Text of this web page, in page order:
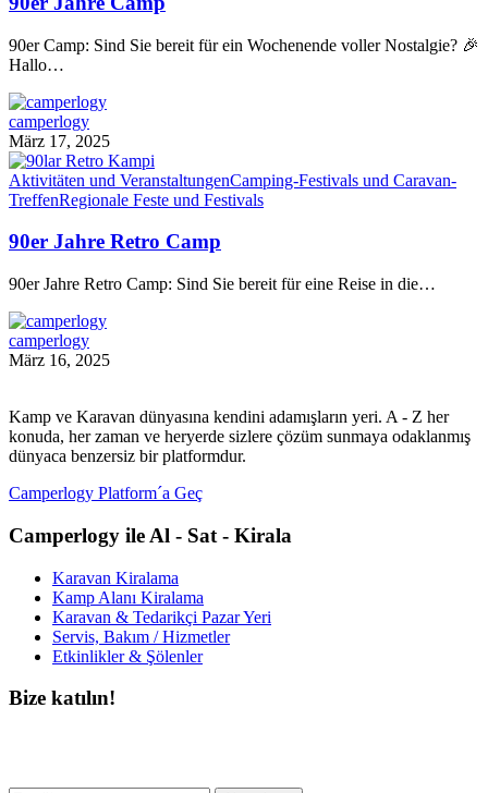
90er Camp: Sind Sie bereit für ein Wochenende voller Nostalgie? 🎉
Hallo…
camperlogy
März 17, 2025
Aktivitäten und VeranstaltungenCamping-Festivals und Caravan-
TreffenRegionale Feste und Festivals
90er Jahre Retro Camp
90er Jahre Retro Camp: Sind Sie bereit für eine Reise in die…
camperlogy
März 16, 2025
Kamp ve Karavan dünyasına kendini adamışların yeri. A - Z her
konuda, her zaman ve heryerde sizlere çözüm sunmaya odaklanmış
dünyaca benzersiz bir platformdur.
Camperlogy Platform´a Geç
Camperlogy ile Al - Sat - Kirala
Karavan Kiralama
Kamp Alanı Kiralama
Karavan & Tedarikçi Pazar Yeri
Servis, Bakım / Hizmetler
Etkinlikler & Şölenler
Bize katılın!